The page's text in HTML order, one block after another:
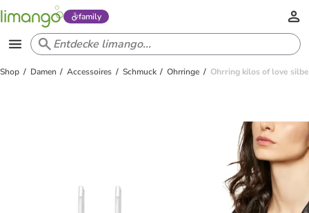
family
Shop Damen Accessoires Schmuck Ohrringe Ohrring kilos of love